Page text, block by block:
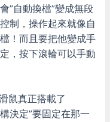
”自動換檔”變成無段
制，操作起來就像自
！而且要把他變成手
，按下滾輪可以手動
鼠真正搭載了
決定”要固定在那一